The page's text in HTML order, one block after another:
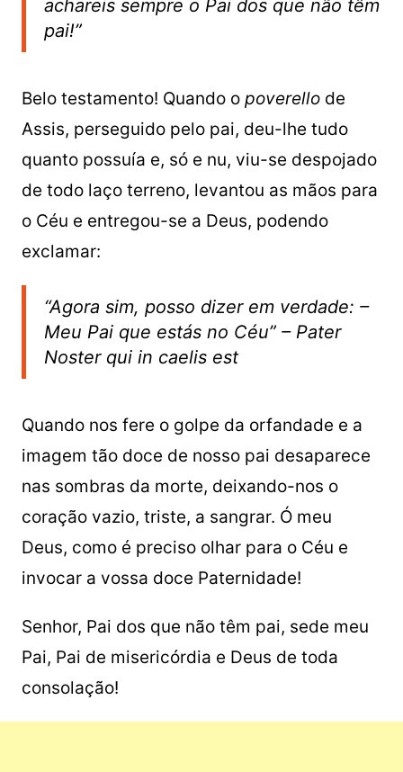
achareis sempre o Pai dos que não têm
pai!”
Belo testamento! Quando o poverellode
Assis, perseguido pelo pai, deu-lhe tudo
quanto possuía e, só e nu, viu-se despojado
de todo laço terreno, levantou as mãos para
o Céu e entregou-se a Deus, podendo
exclamar:
“Agora sim, posso dizer em verdade: –
Meu Pai que estás no Céu” – Pater
Noster qui in caelis est
Quando nos fere o golpe da orfandade e a
imagem tão doce de nosso pai desaparece
nas sombras da morte, deixando-nos o
coração vazio, triste, a sangrar. Ó meu
Deus, como é preciso olhar para o Céu e
invocar a vossa doce Paternidade!
Senhor, Pai dos que não têm pai, sede meu
Pai, Pai de misericórdia e Deus de toda
consolação!